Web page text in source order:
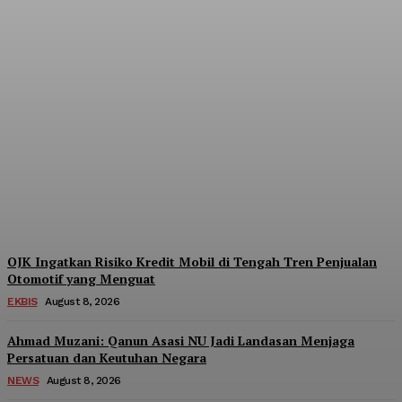
OJK Ingatkan Risiko Kredit Mobil di Tengah Tren Penjualan
Otomotif yang Menguat
EKBIS August 8, 2026
Ahmad Muzani: Qanun Asasi NU Jadi Landasan Menjaga
Persatuan dan Keutuhan Negara
NEWS August 8, 2026